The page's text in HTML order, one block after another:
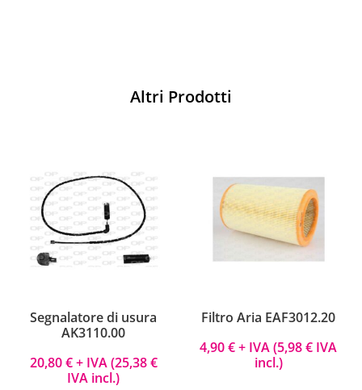
Altri Prodotti
Segnalatore di usura
AK3110.00
20,80€+ IVA (25,38€
IVA incl.)
Filtro Aria EAF3012.20
4,90€+ IVA (5,98€ IVA
incl.)